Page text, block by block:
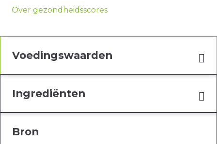
Over gezondheidsscores
Voedingswaarden
Ingrediënten
Bron